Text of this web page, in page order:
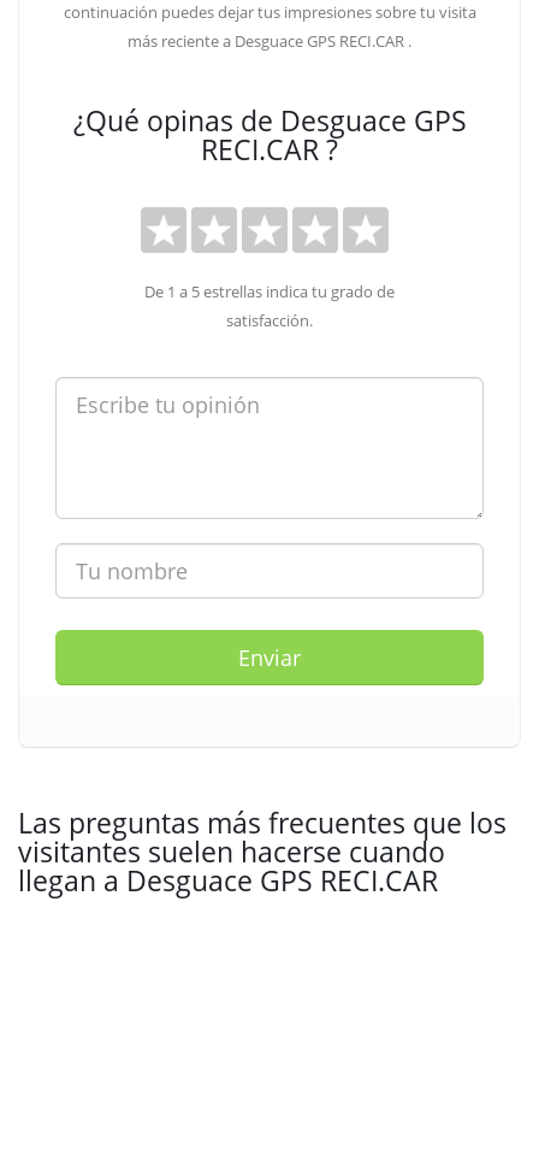
continuación puedes dejar tus impresiones sobre tu visita
más reciente a Desguace GPS RECI.CAR .
¿Qué opinas de Desguace GPS
RECI.CAR ?
De 1 a 5 estrellas indica tu grado de
satisfacción.
Enviar
Las preguntas más frecuentes que los
visitantes suelen hacerse cuando
llegan a Desguace GPS RECI.CAR